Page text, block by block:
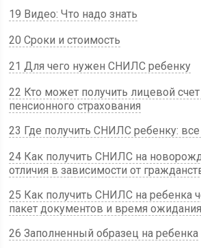
19 Видео: Что надо знать
20 Сроки и стоимость
21 Для чего нужен СНИЛС ребенку
22 Кто может получить лицевой
пенсионного страхования
23 Где получить СНИЛС ребенку:
24 Как получить СНИЛС на
отличия в зависимости от
25 Как получить СНИЛС на
пакет документов и время ожидания
26 Заполненный образец на ребенка